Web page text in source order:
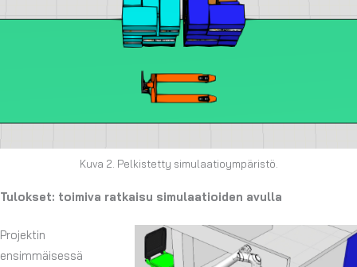
Kuva 2. Pelkistetty simulaatioympäristö.
Tulokset: toimiva ratkaisu simulaatioiden avulla
Projektin
ensimmäisessä